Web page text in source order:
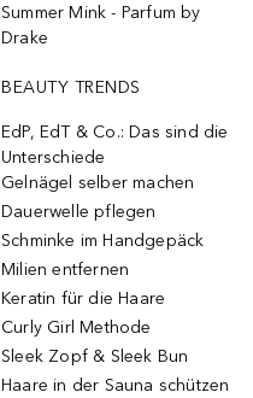
Summer Mink - Parfum by
Drake
BEAUTY TRENDS
EdP, EdT & Co.: Das sind die
Unterschiede
Gelnägel selber machen
Dauerwelle pflegen
Schminke im Handgepäck
Milien entfernen
Keratin für die Haare
Curly Girl Methode
Sleek Zopf & Sleek Bun
Haare in der Sauna schützen